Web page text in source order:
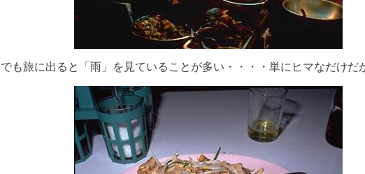
でも旅に出ると「雨」を見ていることが多い・・・・単にヒマなだけだ